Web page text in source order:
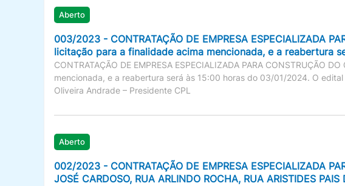
Aberto
003/2023 - CONTRATAÇÃO DE EMPRESA ESPECIALIZADA
licitação para a finalidade acima mencionada, e a reabertura
CONTRATAÇÃO DE EMPRESA ESPECIALIZADA PARA CONSTRUÇÃO
mencionada, e a reabertura será às 15:00 horas do 03/01/2024. O
Oliveira Andrade – Presidente CPL
Aberto
002/2023 - CONTRATAÇÃO DE EMPRESA ESPECIALIZADA
JOSÉ CARDOSO, RUA ARLINDO ROCHA, RUA ARISTIDES